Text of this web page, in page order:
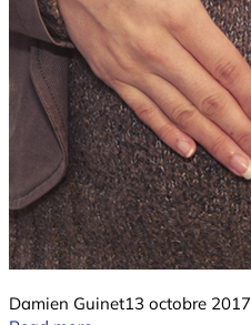
Damien Guinet13 octobre 2017